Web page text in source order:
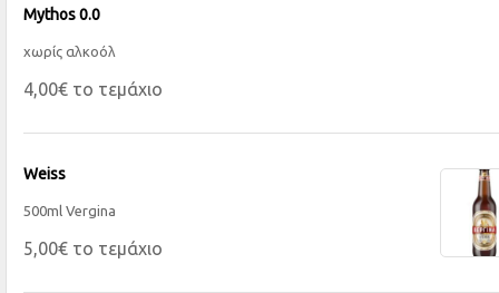
Mythos 0.0
χωρίς αλκοόλ
4,00€ το τεμάχιο
Weiss
500ml Vergina
5,00€ το τεμάχιο